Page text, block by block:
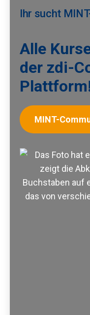
Ihr sucht
Alle
der zdi-
MINT-